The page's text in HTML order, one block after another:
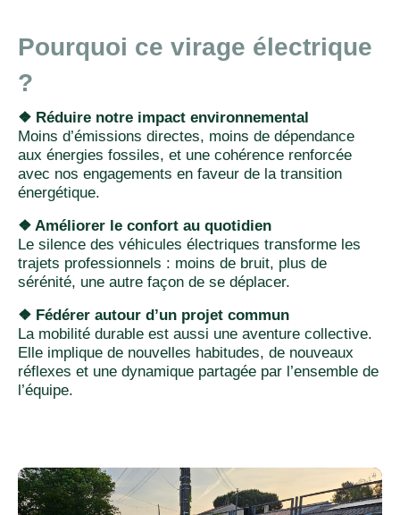
Pourquoi ce virage électrique
?
❖ Réduire notre impact environnemental
Moins d’émissions directes, moins de dépendance
aux énergies fossiles, et une cohérence renforcée
avec nos engagements en faveur de la transition
énergétique.
❖ Améliorer le confort au quotidien
Le silence des véhicules électriques transforme les
trajets professionnels : moins de bruit, plus de
sérénité, une autre façon de se déplacer.
❖ Fédérer autour d’un projet commun
La mobilité durable est aussi une aventure collective.
Elle implique de nouvelles habitudes, de nouveaux
réflexes et une dynamique partagée par l’ensemble de
l’équipe.